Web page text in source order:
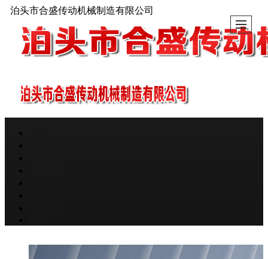
泊头市合盛传动机械制造有限公司